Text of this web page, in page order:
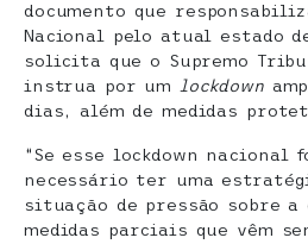
documento que
Nacional pelo atual estado
solicita que o Supremo
instrua por um
lockdown
dias, além de medidas
“Se esse lockdown nacional
necessário ter uma
situação de pressão sobre a
medidas parciais que vêm